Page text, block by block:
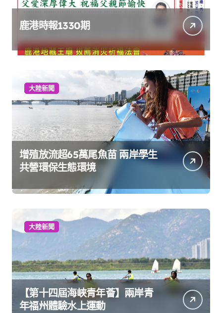
鹿港時報1330期
大陸新聞
增殖放流超65萬尾魚苗 兩岸學生
共營環保生態環境
大陸新聞
【第十四屆海峽青年薈】兩岸青
年福州體驗水上運動